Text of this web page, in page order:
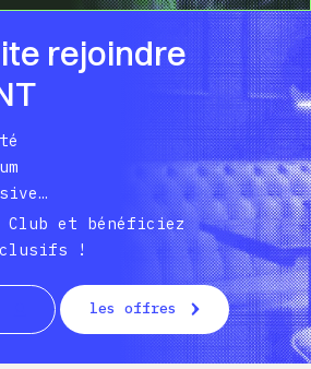
rejoindre
Club et bénéficiez
!
les offres